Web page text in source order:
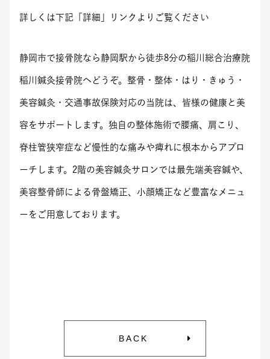
詳しくは下記「詳細」リンクよりご覧ください
静岡市で接骨院なら静岡駅から徒歩8分の稲川総合治療院
稲川鍼灸接骨院へどうぞ。整骨・整体・はり・きゅう・
美容鍼灸・交通事故保険対応の当院は、皆様の健康と美
容をサポートします。独自の整体施術で腰痛、肩こり、
脊柱管狭窄症など慢性的な痛みや痺れに根本からアプロ
ーチします。2階の美容鍼灸サロンでは最先端美容鍼や、
美容整骨師による骨盤矯正、小顔矯正など豊富なメニュ
ーをご用意しております。
BACK